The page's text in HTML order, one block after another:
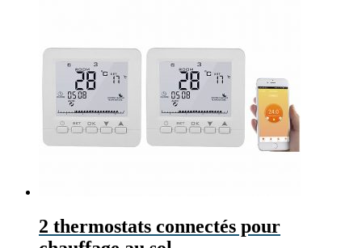
2 thermostats connectés pour